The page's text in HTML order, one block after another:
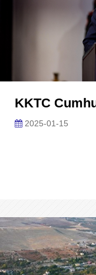
KKTC
2025-01-15